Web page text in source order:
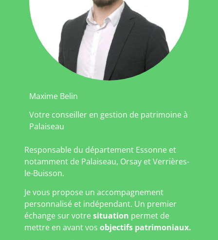
Maxime Belin
Votre conseiller en gestion de patrimoine à
Palaiseau
Responsable du département Essonne et
notamment de Palaiseau, Orsay et Verrières-
le-Buisson.
Je vous propose un accompagnement
personnalisé et indépendant. Un premier
échange sur votresituation permet de
mettre en avant vos objectifs patrimoniaux.